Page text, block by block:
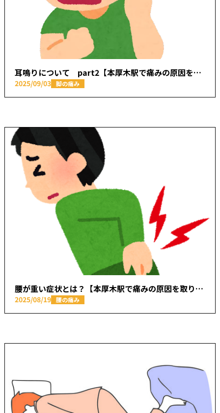
耳鳴りについて part2【本厚木駅で痛みの原因を取り除く あかつき整骨院】
2025/09/03 脚の痛み
腰が重い症状とは？【本厚木駅で痛みの原因を取り除く あかつき整骨院】
2025/08/19 腰の痛み